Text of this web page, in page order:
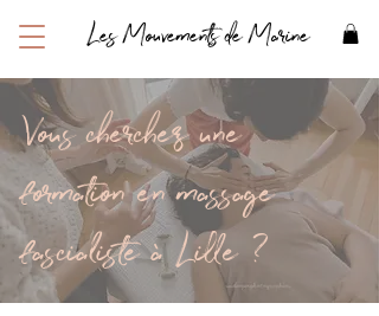
Les Mouvements de Marine
Vous cherchez une
formation en massage
fascialiste à Lille ?